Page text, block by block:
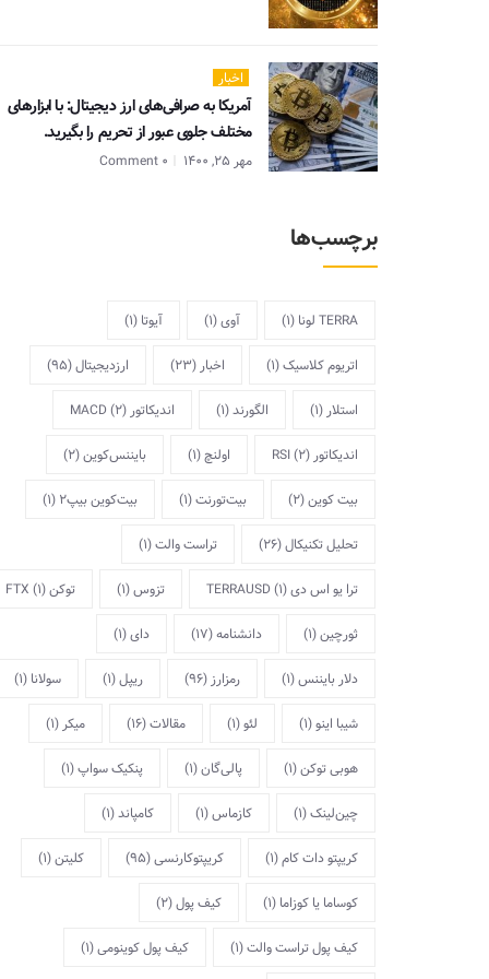
اخبار
آمریکا به صرافی‌های ارز دیجیتال: با ابزارهای
مختلف جلوی عبور از تحریم را بگیرید.
مهر 25, 1400 0 Comment
برچسب‌ها
TERRA لونا (1) آوی(1) آیوتا (1)
اتریوم کلاسیک(1) اخبار (23) ارزدیجیتال(95)
استلار (1) الگورند(1) اندیکاتور MACD (2)
اندیکاتور RSI (2) اولنچ(1) بایننس‌کوین(2)
بیت کوین(2) بیت‌تورنت(1) بیت‌کوین بیپ2 (1)
تحلیل تکنیکال(26) تراست والت(1)
ترا یو اس دی TERRAUSD(1) تزوس(1) توکن FTX(1)
ثورچین(1) دانشنامه(17) دای(1)
دلار بایننس(1) رمزارز (96) ریپل(1) سولانا (1)
شیبا اینو(1) لئو(1) مقالات(16) میکر (1)
هوبی توکن(1) پالی‌گان(1) پنکیک سواپ(1)
چین‌لینک(1) کازماس(1) کامپاند(1)
کریپتو دات کام(1) کریپتوکارنسی(95) کلیتن(1)
کوساما یا کوزاما (1) کیف پول(2)
کیف پول تراست والت(1) کیف پول کوینومی(1)